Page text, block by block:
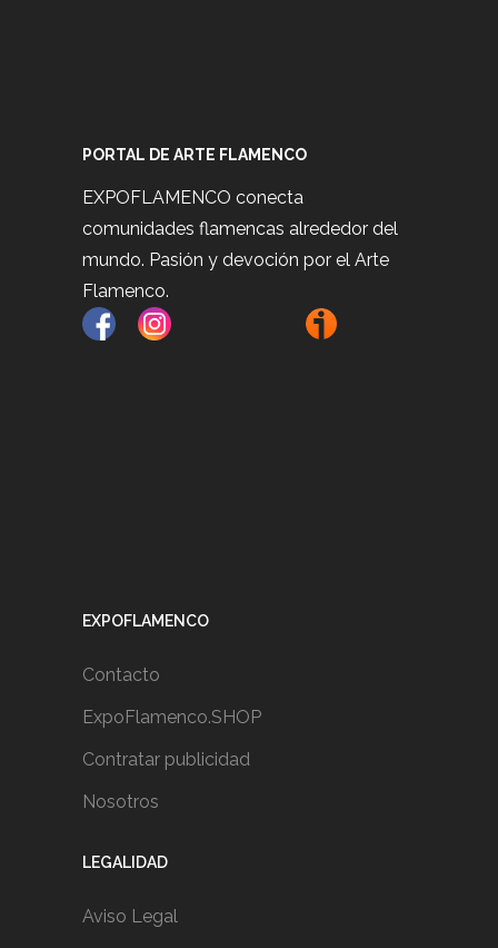
PORTAL DE ARTE FLAMENCO
EXPOFLAMENCO conecta
comunidades flamencas alrededor del
mundo. Pasión y devoción por el Arte
Flamenco.
EXPOFLAMENCO
Contacto
ExpoFlamenco.SHOP
Contratar publicidad
Nosotros
LEGALIDAD
Aviso Legal